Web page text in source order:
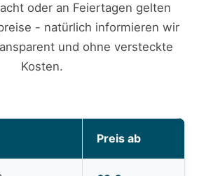
oder an Feiertagen gelten
- natürlich informieren wir
und ohne versteckte
Kosten.
Preis ab